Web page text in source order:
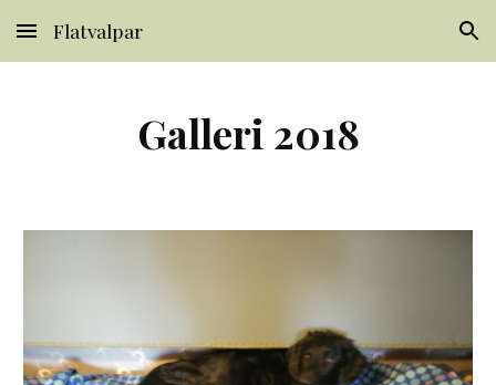
Skip to main content Skip to navigation
Flatvalpar
Galleri 2018